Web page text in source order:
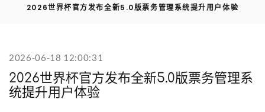
2026世界杯官方发布全新5.0版票务管理系统提升用户体验
2026-06-18 12:00:31
2026世界杯官方发布全新5.0版票务管理系
统提升用户体验